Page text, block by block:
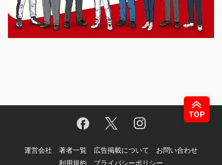
運営会社 著者一覧 広告掲載について
お問い合わせ
利用規約
プライバシーポリシー